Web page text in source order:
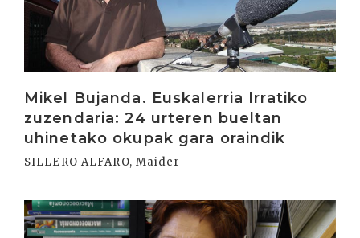
Mikel Bujanda. Euskalerria Irratiko
zuzendaria: 24 urteren bueltan
uhinetako okupak gara oraindik
SILLERO ALFARO, Maider
Irakurri